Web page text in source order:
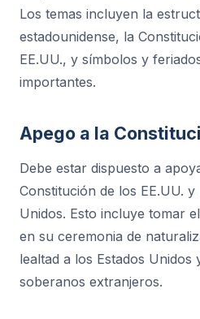
Los temas incluyen la
estadounidense, la
EE.UU., y símbolos y
importantes.
Apego a la
Debe estar dispuesto a
Constitución de los EE.UU.
Unidos. Esto incluye tomar
en su ceremonia de
lealtad a los Estados Unidos
soberanos extranjeros.